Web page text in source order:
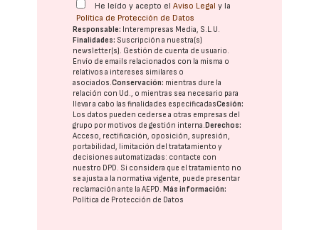
He leído y acepto elAviso Legal y la
Política de Protección de Datos
Responsable: Interempresas Media, S.L.U.
Finalidades: Suscripción a nuestra(s)
newsletter(s). Gestión de cuenta de usuario.
Envío de emails relacionados con la misma o
relativos a intereses similares o
asociados.Conservación: mientras dure la
relación con Ud., o mientras sea necesario para
llevar a cabo las finalidades especificadasCesión:
Los datos pueden cederse a otras empresas del
grupo por motivos de gestión interna. Derechos:
Acceso, rectificación, oposición, supresión,
portabilidad, limitación del tratatamiento y
decisiones automatizadas: contacte con
nuestro DPD. Si considera que el tratamiento no
se ajusta a la normativa vigente, puede presentar
reclamación ante laAEPD. Más información:
Política de Protección de Datos